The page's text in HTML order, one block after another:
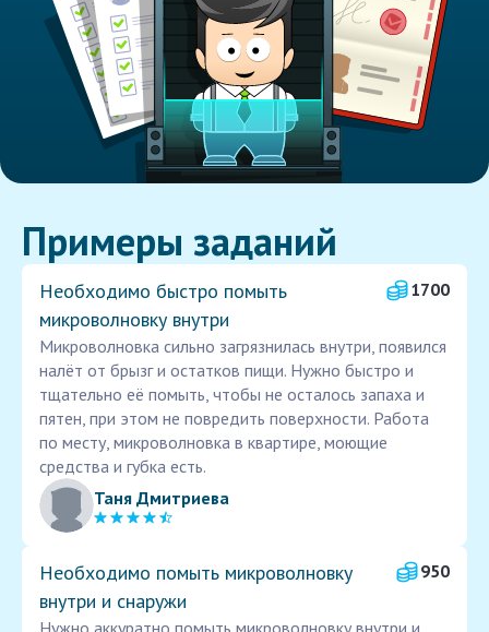
Примеры заданий
Необходимо быстро помыть
микроволновку внутри
1700
Микроволновка сильно загрязнилась внутри, появился
налёт от брызг и остатков пищи. Нужно быстро и
тщательно её помыть, чтобы не осталось запаха и
пятен, при этом не повредить поверхности. Работа
по месту, микроволновка в квартире, моющие
средства и губка есть.
Таня Дмитриева
Необходимо помыть микроволновку
внутри и снаружи
950